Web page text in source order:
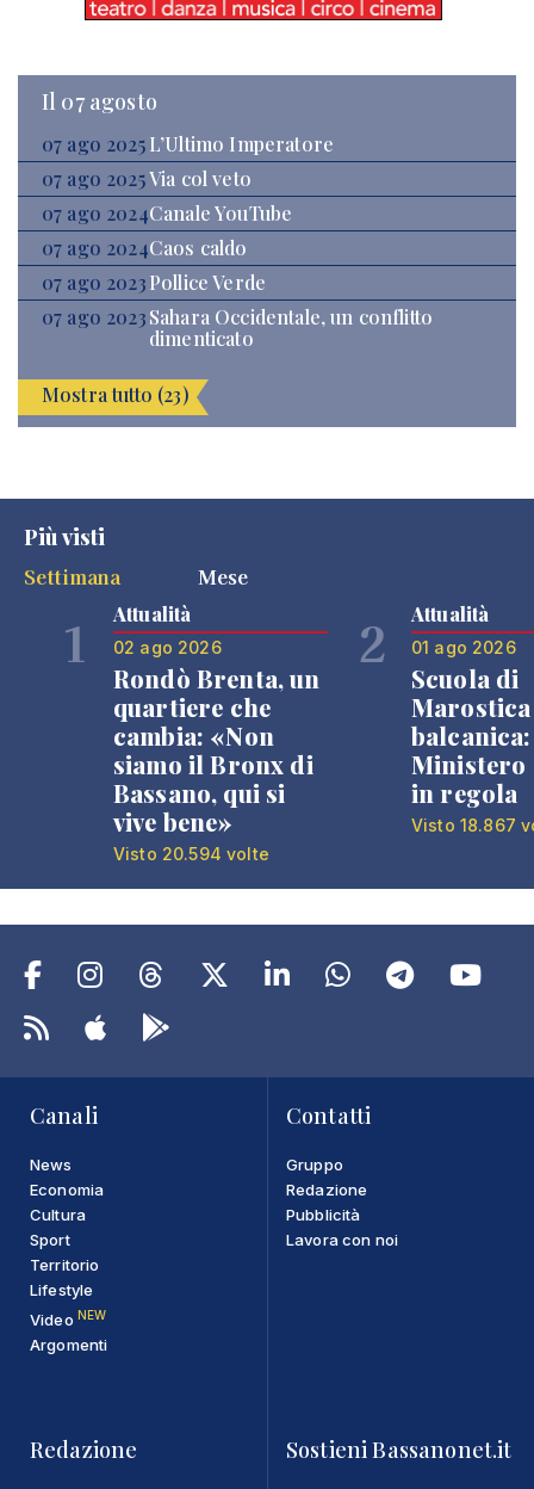
Il 07 agosto
07 ago 2025 L’Ultimo Imperatore
07 ago 2025Via col veto
07 ago 2024Canale YouTube
07 ago 2024Caos caldo
07 ago 2023Pollice Verde
07 ago 2023Sahara Occidentale, un conflitto
dimenticato
Mostra tutto (23)
Più visti
Settimana
Mese
1 Attualità
02 ago 2026
Rondò Brenta, un
quartiere che
cambia: «Non
siamo il Bronx di
Bassano, qui si
vive bene»
Visto 20.594 volte
2 Attualità
01 ago 2026
Scuola di
Ministero
in regola
Visto 18.867
Canali
News
Economia
Cultura
Sport
Territorio
Lifestyle
Video NEW
Argomenti
Contatti
Gruppo
Redazione
Pubblicità
Lavora con noi
Redazione Sostieni Bassanonet.it